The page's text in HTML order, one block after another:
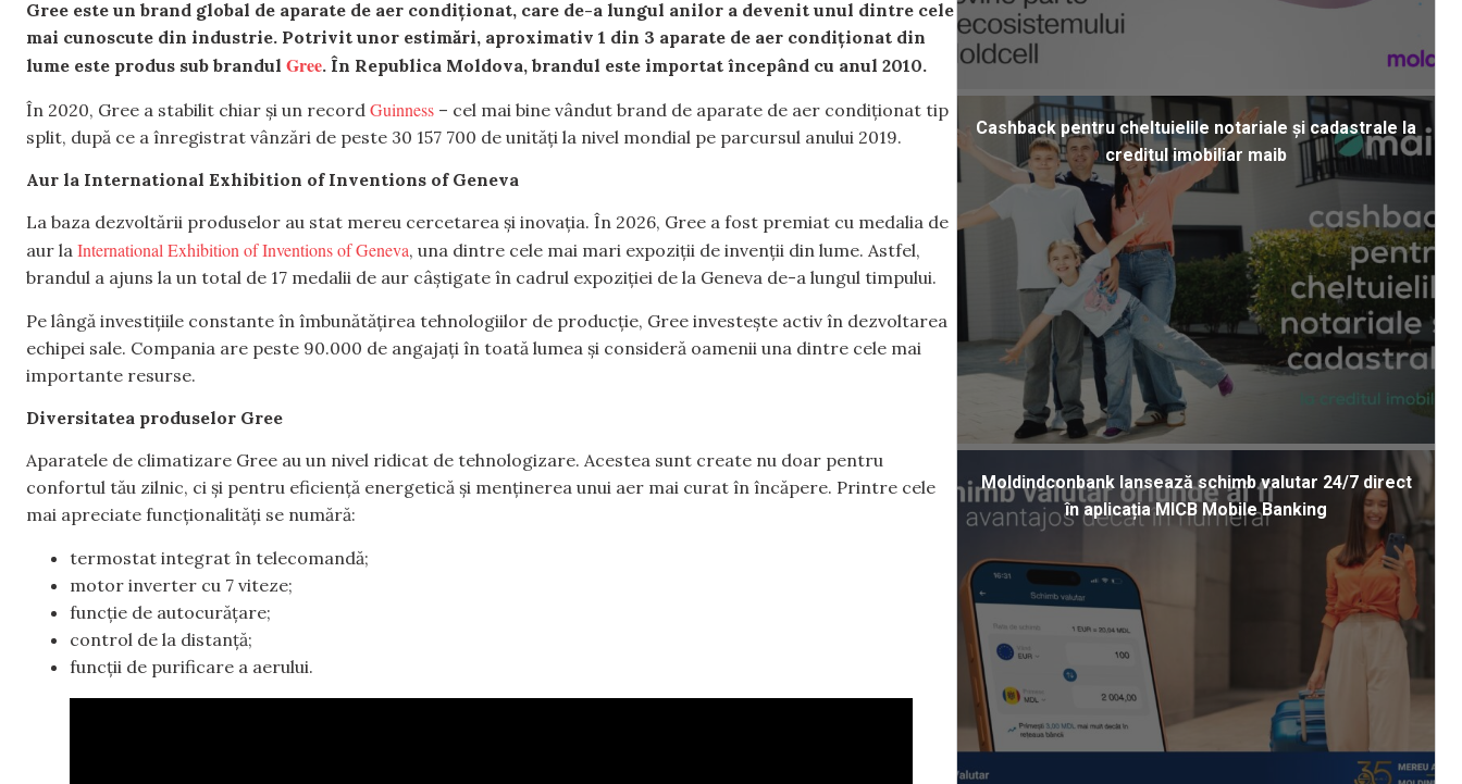
Gree este un brand global de aparate de aer condiționat, care de-a lungul anilor a devenit unul dintre cele
mai cunoscute din industrie. Potrivit unor estimări, aproximativ 1 din 3 aparate de aer condiționat din
lume este produs sub brandul Gree. În Republica Moldova, brandul este importat începând cu anul 2010.
În 2020, Gree a stabilit chiar și un record Guinness – cel mai bine vândut brand de aparate de aer condiționat tip
split, după ce a înregistrat vânzări de peste 30 157 700 de unități la nivel mondial pe parcursul anului 2019.
Aur la International Exhibition of Inventions of Geneva
La baza dezvoltării produselor au stat mereu cercetarea și inovația. În 2026, Gree a fost premiat cu medalia de
aur la International Exhibition of Inventions of Geneva, una dintre cele mai mari expoziții de invenții din lume. Astfel,
brandul a ajuns la un total de 17 medalii de aur câștigate în cadrul expoziției de la Geneva de-a lungul timpului.
Pe lângă investițiile constante în îmbunătățirea tehnologiilor de producție, Gree investește activ în dezvoltarea
echipei sale. Compania are peste 90.000 de angajați în toată lumea și consideră oamenii una dintre cele mai
importante resurse.
Diversitatea produselor Gree
Aparatele de climatizare Gree au un nivel ridicat de tehnologizare. Acestea sunt create nu doar pentru
confortul tău zilnic, ci și pentru eficiență energetică și menținerea unui aer mai curat în încăpere. Printre cele
mai apreciate funcționalități se numără:
termostat integrat în telecomandă;
motor inverter cu 7 viteze;
funcție de autocurățare;
control de la distanță;
funcții de purificare a aerului.
Cashback pentru cheltuielile notariale și cadastrale la
creditul imobiliar maib
Moldindconbank lansează schimb valutar 24/7 direct
în aplicația MICB Mobile Banking